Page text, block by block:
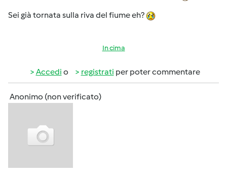
Sei già tornata sulla riva del fiume eh?
In cima
Accedi o registrati per poter commentare
Anonimo (non verificato)